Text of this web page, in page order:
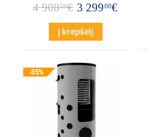
4 90800€ 3 29900€
Į krepšelį
-35%